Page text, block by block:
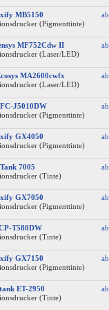
ab
MB5150
(Pigmenttinte)
ab
MF752Cdw II
(Laser/LED)
ab
MA2600cwfx
(Laser/LED)
ab
J5010DW
(Pigmenttinte)
ab
GX4050
(Pigmenttinte)
ab
7005
(Tinte)
ab
GX7050
(Pigmenttinte)
ab
T580DW
(Tinte)
ab
GX7150
(Pigmenttinte)
ab
ET-2950
(Tinte)